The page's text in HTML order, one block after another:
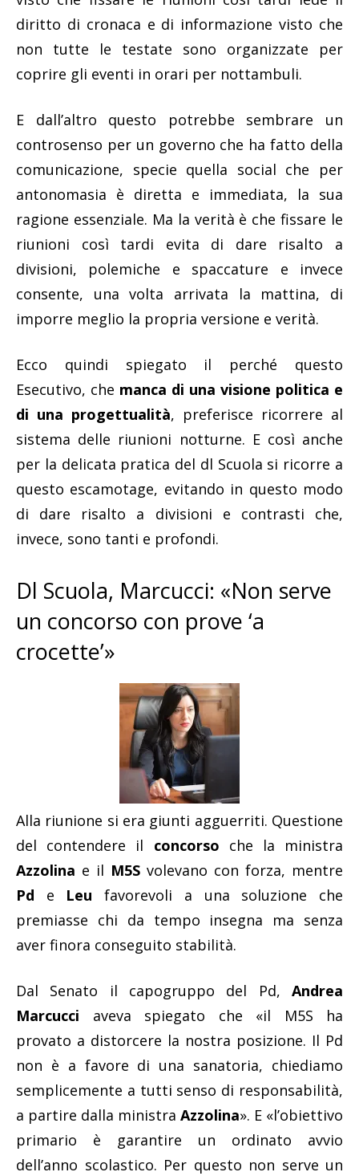
diritto di cronaca e di informazione visto che
non tutte le testate sono organizzate per
coprire gli eventi in orari per nottambuli.
E dall’altro questo potrebbe sembrare un
controsenso per un governo che ha fatto della
comunicazione, specie quella social che per
antonomasia è diretta e immediata, la sua
ragione essenziale. Ma la verità è che fissare le
riunioni così tardi evita di dare risalto a
divisioni, polemiche e spaccature e invece
consente, una volta arrivata la mattina, di
imporre meglio la propria versione e verità.
Ecco quindi spiegato il perché questo
Esecutivo, che manca di una visione politica e
di una progettualità, preferisce ricorrere al
sistema delle riunioni notturne. E così anche
per la delicata pratica del dl Scuola si ricorre a
questo escamotage, evitando in questo modo
di dare risalto a divisioni e contrasti che,
invece, sono tanti e profondi.
Dl Scuola, Marcucci: «Non serve
un concorso con prove ‘a
crocette’»
Alla riunione si era giunti agguerriti. Questione
del contendere il concorso che la ministra
Azzolina e il M5S volevano con forza, mentre
Pd e Leu favorevoli a una soluzione che
premiasse chi da tempo insegna ma senza
aver finora conseguito stabilità.
Dal Senato il capogruppo del Pd, Andrea
Marcucci aveva spiegato che «il M5S ha
provato a distorcere la nostra posizione. Il Pd
non è a favore di una sanatoria, chiediamo
semplicemente a tutti senso di responsabilità,
a partire dalla ministra Azzolina». E «l’obiettivo
primario è garantire un ordinato avvio
dell’anno scolastico. Per questo non serve un